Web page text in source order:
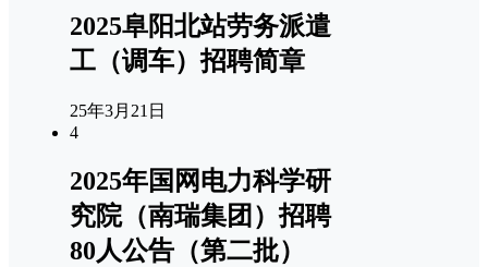
2025阜阳北站劳务派遣
工（调车）招聘简章
25年3月21日
4
2025年国网电力科学研
究院（南瑞集团）招聘
80人公告（第二批）